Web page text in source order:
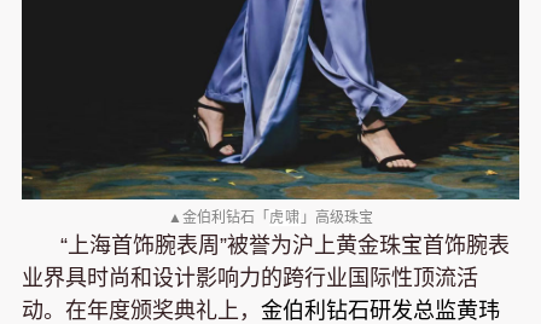
▲金伯利钻石「 虎啸 」高级珠宝
“上海首饰腕表周”被誉为沪上黄金珠宝首饰腕表
业界具时尚和设计影响力的跨行业国际性顶流活
动。在年度颁奖典礼上， 金伯利钻石研发总监黄玮